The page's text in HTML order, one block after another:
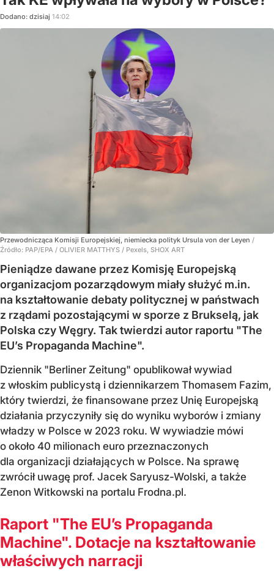
Dodano: dzisiaj 14:02
Przewodnicząca Komisji Europejskiej, niemiecka polityk Ursula von der Leyen /
Źródło: PAP/EPA / OLIVIER MATTHYS / Pexels, SHOX ART
Pieniądze dawane przez Komisję Europejską
organizacjom pozarządowym miały służyć m.in.
na kształtowanie debaty politycznej w państwach
z rządami pozostającymi w sporze z Brukselą, jak
Polska czy Węgry. Tak twierdzi autor raportu "The
EU’s Propaganda Machine".
Dziennik "Berliner Zeitung" opublikował wywiad
z włoskim publicystą i dziennikarzem Thomasem Fazim,
który twierdzi, że finansowane przez Unię Europejską
działania przyczyniły się do wyniku wyborów i zmiany
władzy w Polsce w 2023 roku. W wywiadzie mówi
o około 40 milionach euro przeznaczonych
dla organizacji działających w Polsce. Na sprawę
zwrócił uwagę prof. Jacek Saryusz-Wolski, a także
Zenon Witkowski na portalu Frodna.pl.
Raport "The EU’s Propaganda
Machine". Dotacje na kształtowanie
właściwych narracji